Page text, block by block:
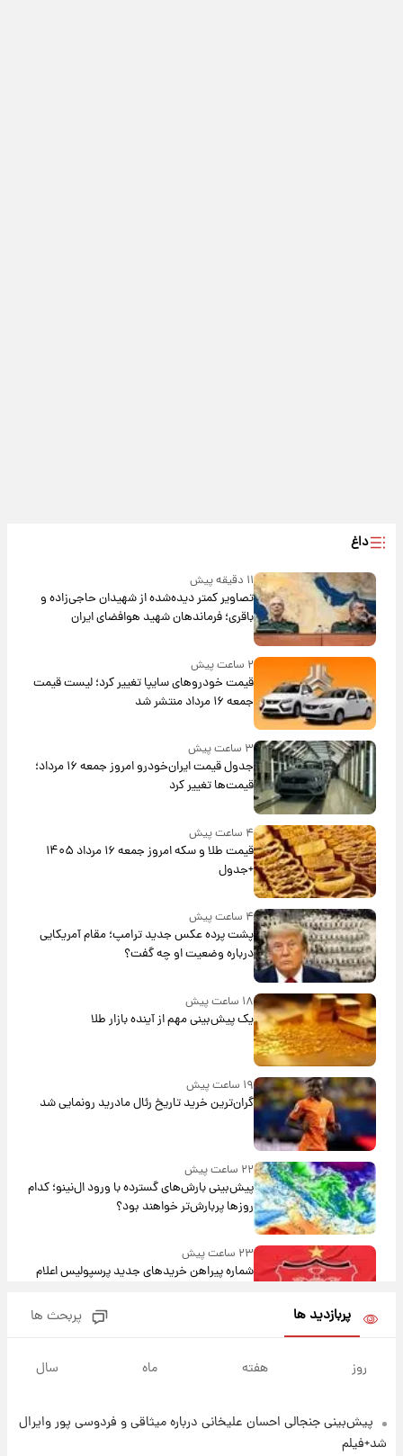
داغ
۱۱ دقیقه پیش
تصاویر کمتر دیده‌شده از شهیدان حاجی‌زاده و
باقری؛ فرماندهان شهید هوافضای ایران
۲ ساعت پیش
قیمت خودروهای سایپا تغییر کرد؛ لیست قیمت
جمعه ۱۶ مرداد منتشر شد
۳ ساعت پیش
جدول قیمت ایران‌خودرو امروز جمعه ۱۶ مرداد؛
قیمت‌ها تغییر کرد
۴ ساعت پیش
قیمت طلا و سکه امروز جمعه ۱۶ مرداد ۱۴۰۵
+جدول
۴ ساعت پیش
پشت پرده عکس جدید ترامپ؛ مقام آمریکایی
درباره وضعیت او چه گفت؟
۱۸ ساعت پیش
یک پیش‌بینی مهم از آینده بازار طلا
۱۹ ساعت پیش
گران‌ترین خرید تاریخ رئال مادرید رونمایی شد
۲۲ ساعت پیش
پیش‌بینی بارش‌های گسترده با ورود ال‌نینو؛ کدام
روزها پربارش‌تر خواهند بود؟
۲۳ ساعت پیش
شماره پیراهن خریدهای جدید پرسپولیس اعلام
شد+فیلم
۱ روز پیش
پربازدید ها پربحث ها
روز هفته ماه سال
پیش‌بینی جنجالی احسان علیخانی درباره میثاقی و فردوسی پور وایرال
شد+فیلم